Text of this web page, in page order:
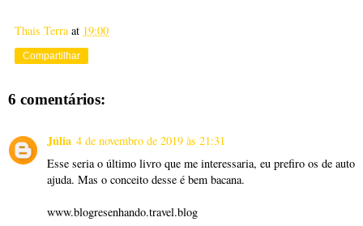
Thais Terra at 19:00
Compartilhar
6 comentários:
Júlia 4 de novembro de 2019 às 21:31
Esse seria o último livro que me interessaria, eu prefiro os de auto
ajuda. Mas o conceito desse é bem bacana.
www.blogresenhando.travel.blog